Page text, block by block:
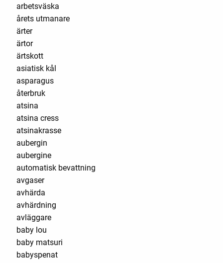
arbetsväska
årets utmanare
ärter
ärtor
ärtskott
asiatisk kål
asparagus
återbruk
atsina
atsina cress
atsinakrasse
aubergin
aubergine
automatisk bevattning
avgaser
avhärda
avhärdning
avläggare
baby lou
baby matsuri
babyspenat